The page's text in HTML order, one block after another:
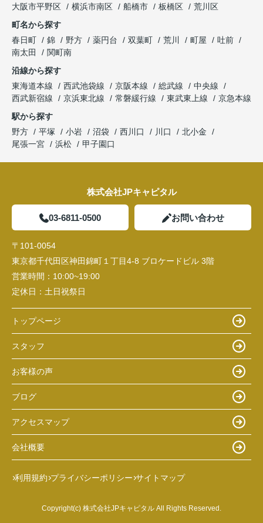
大阪市平野区
横浜市南区 船橋市 板橋区
荒川区
町名から探す
春日町
錦 野方 薬円台 双葉町 荒川 町屋
吐前
南太田
関町南
沿線から探す
東海道本線
西武池袋線 京阪本線 総武線
中央線
西武新宿線
京浜東北線 常磐緩行線 東武東上線
京急本線
駅から探す
野方
平塚 小岩 沼袋 西川口 川口
北小金
尾張一宮
浜松 甲子園口
株式会社JPキャピタル
03-6811-0500 お問い合わせ
〒101-0054
東京都千代田区神田錦町１丁目4-8 ブロケードビル 3階
営業時間： 10:00~19:00
定休日： 土日祝祭日
トップページ
スタッフ
お客様の声
ブログ
アクセスマップ
会社概要
利用規約 プライバシーポリシー サイトマップ
Copyright(c) 株式会社JPキャピタル All Rights Reserved.